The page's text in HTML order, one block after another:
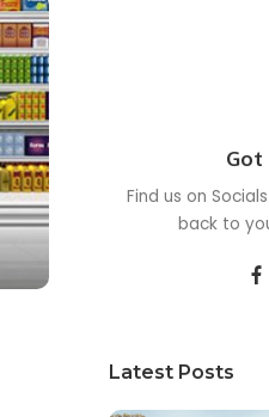
Got
Find us on
back to
Latest Posts